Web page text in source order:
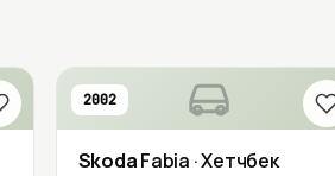
2002
SkodaFabia · Хетчбек